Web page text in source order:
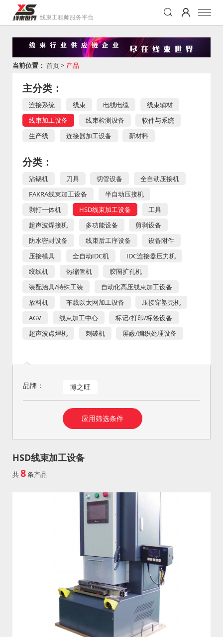
线束工程师服务平台
当前位置： 首页> 产品
主分类：
连接系统 线束 电线电缆
线束辅材
线束加工设备
线束检测设备
软件与系统
生产线
连接器加工设备 新材料
分类：
沾锡机 刀具 切管设备
全自动压接机
FAKRA线束加工设备
半自动压接机
剥打一体机
HSD线束加工设备
工具
超声波焊接机
多功能设备
剪剥设备
防水密封设备
线束后工序设备
设备附件
压接模具
全自动IDC机
IDC连接器压力机
绞线机
热缩管机
胶圈扩孔机
装配治具/特殊工装
自动化高压线束加工设备
放料机
车载以太网加工设备
压接穿塑壳机
AGV
线束加工中心
标记/打印/标签设备
超声波点焊机
刺破机 屏蔽/编织处理设备
品牌： 博之旺
HSD线束加工设备
共8条产品